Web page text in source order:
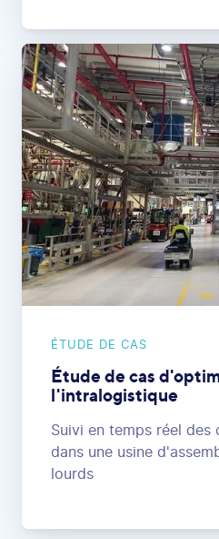
ÉTUDE DE CAS
Étude de cas
l'intralogistique
Suivi en temps réel des
dans une usine
lourds